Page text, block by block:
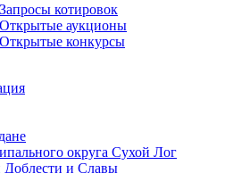
котировок
Открытые аукционы
Открытые конкурсы
округа Сухой Лог
Доблести и Славы